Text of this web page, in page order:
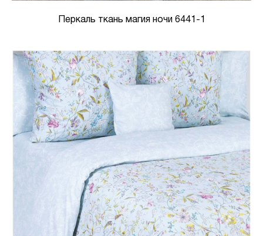
Перкаль ткань магия ночи 6441-1